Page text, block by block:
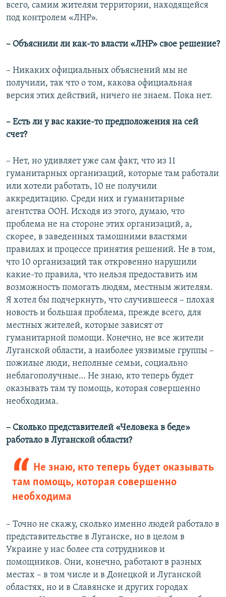
всего, самим жителям территории, находящейся
под контролем «ЛНР».
– Объяснили ли как-то власти «ЛНР» свое решение?
– Никаких официальных объяснений мы не
получили, так что о том, какова официальная
версия этих действий, ничего не знаем. Пока нет.
– Есть ли у вас какие-то предположения на сей
счет?
– Нет, но удивляет уже сам факт, что из 11
гуманитарных организаций, которые там работали
или хотели работать, 10 не получили
аккредитацию. Среди них и гуманитарные
агентства ООН. Исходя из этого, думаю, что
проблема не на стороне этих организаций, а,
скорее, в заведенных тамошними властями
правилах и процессе принятия решений. Не в том,
что 10 организаций так откровенно нарушили
какие-то правила, что нельзя предоставить им
возможность помогать людям, местным жителям.
Я хотел бы подчеркнуть, что случившееся – плохая
новость и большая проблема, прежде всего, для
местных жителей, которые зависят от
гуманитарной помощи. Конечно, не все жители
Луганской области, а наиболее уязвимые группы –
пожилые люди, неполные семьи, социально
неблагополучные… Не знаю, кто теперь будет
оказывать там ту помощь, которая совершенно
необходима.
– Сколько представителей «Человека в беде»
работало в Луганской области?
Не знаю, кто теперь будет оказывать
там помощь, которая совершенно
необходима
– Точно не скажу, сколько именно людей работало в
представительстве в Луганске, но в целом в
Украине у нас более ста сотрудников и
помощников. Они, конечно, работают в разных
местах – в том числе и в Донецкой и Луганской
областях, но и в Славянске и других городах